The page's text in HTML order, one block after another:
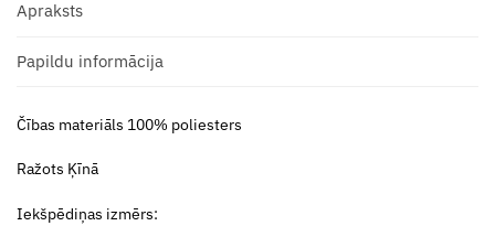
Apraksts
Papildu informācija
Čības materiāls 100% poliesters
Ražots Ķīnā
Iekšpēdiņas izmērs: